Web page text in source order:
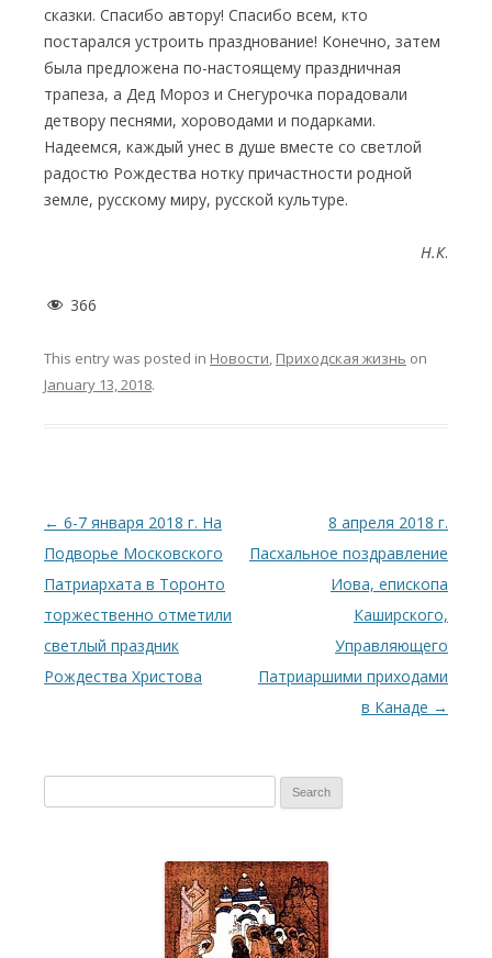
сказки. Спасибо автору! Спасибо всем, кто
постарался устроить празднование! Конечно, затем
была предложена по-настоящему праздничная
трапеза, а Дед Мороз и Снегурочка порадовали
детвору песнями, хороводами и подарками.
Надеемся, каждый унес в душе вместе со светлой
радостю Рождества нотку причастности родной
земле, русскому миру, русской культуре.
Н.К.
366
This entry was posted in Новости, Приходская жизнь on
January 13, 2018.
Post
navigation
← 6-7 января 2018 г. На
Подворье Московского
Патриархата в Торонто
торжественно отметили
светлый праздник
Рождества Христова
8 апреля 2018 г.
Пасхальное поздравление
Иова, епископа
Каширского,
Управляющего
Патриаршими приходами
в Канаде →